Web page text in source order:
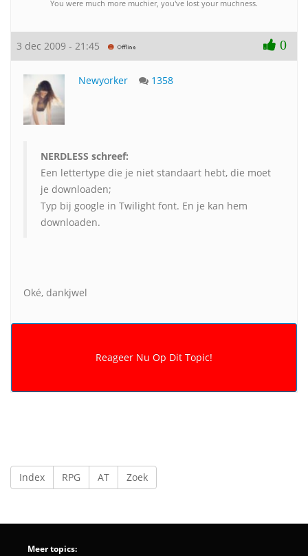
You were much more muchier, you've lost your muchness.
3 dec 2009 - 21:45 0
Newyorker 1358
NERDLESS schreef:
Een lettertype die je niet standaart hebt, die moet
je downloaden;
Typ bij google in Twilight font. En je kan hem
downloaden.
Oké, dankjwel
Index RPG AT Zoek
Meer topics: